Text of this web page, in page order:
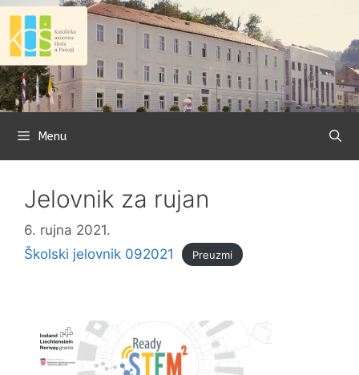
Preskoči
sadržaj
Menu
Jelovnik za rujan
6. rujna 2021.
Školski jelovnik 092021
Preuzmi